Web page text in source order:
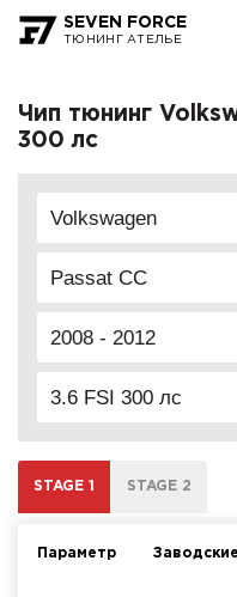
SEVEN FORCE
ТЮНИНГ АТЕЛЬЕ
Чип тюнинг
300 лс
Volkswagen
Passat CC
2008 - 2012
3.6 FSI 300 лс
STAGE 1 STAGE 2
Параметр Заводские